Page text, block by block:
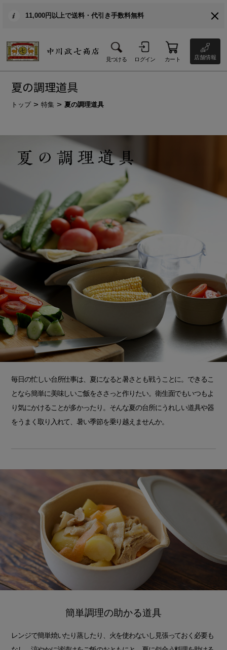
11,000円以上で送料・代引き手数料無料
見つける ログイン カート 店舗情報
夏の調理道具
トップ 特集 夏の調理道具
毎日の忙しい台所仕事は、夏になると暑さとも戦うことに。できるこ
となら簡単に美味しいご飯をささっと作りたい。衛生面でもいつもよ
り気にかけることが多かったり。そんな夏の台所にうれしい道具や器
をうまく取り入れて、暑い季節を乗り越えませんか。
簡単調理の助かる道具
レンジで簡単焼いたり蒸したり、火を使わないし見張っておく必要も